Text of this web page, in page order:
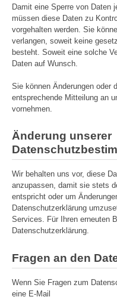
Damit eine Sperre von Daten
müssen diese Daten zu
vorgehalten werden. Sie
verlangen, soweit keine
besteht. Soweit eine solche
Daten auf Wunsch.
Sie können Änderungen oder
entsprechende Mitteilung an
vornehmen.
Änderung unserer
Wir behalten uns vor, diese
anzupassen, damit sie stets
entspricht oder um
Datenschutzerklärung
Services. Für Ihren erneuten
Datenschutzerklärung.
Fragen an den
Wenn Sie Fragen zum
eine E-Mail